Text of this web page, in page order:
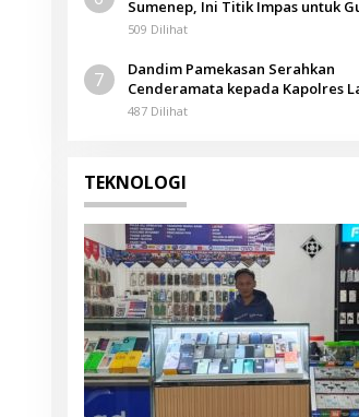
Sumenep, Ini Titik Impas untuk
Tegal, dan Sawah
509 Dilihat
7
Dandim Pamekasan Serahkan
Cenderamata kepada Kapolres
pada Acara Kenal Pamit
487 Dilihat
TEKNOLOGI